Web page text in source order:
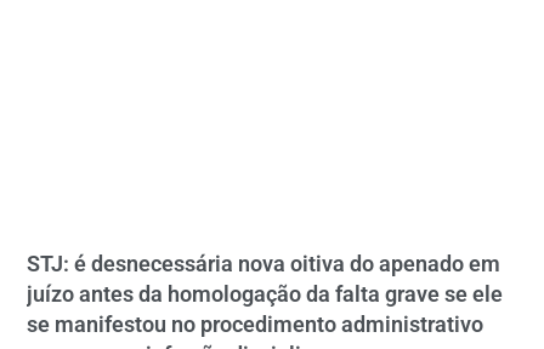
STJ: é desnecessária nova oitiva do apenado em
juízo antes da homologação da falta grave se ele
se manifestou no procedimento administrativo